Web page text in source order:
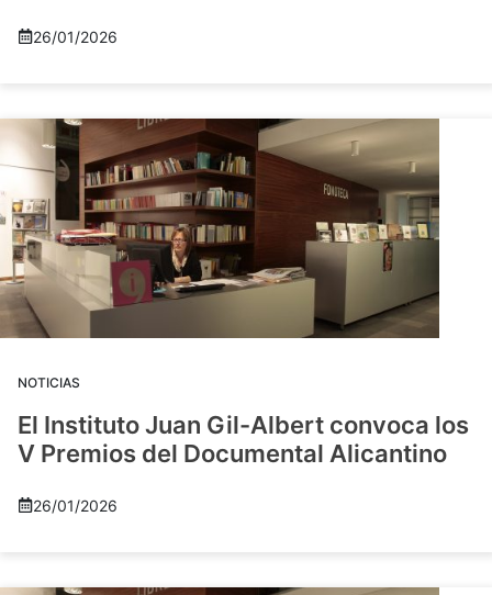
26/01/2026
NOTICIAS
El Instituto Juan Gil-Albert convoca los
V Premios del Documental Alicantino
26/01/2026